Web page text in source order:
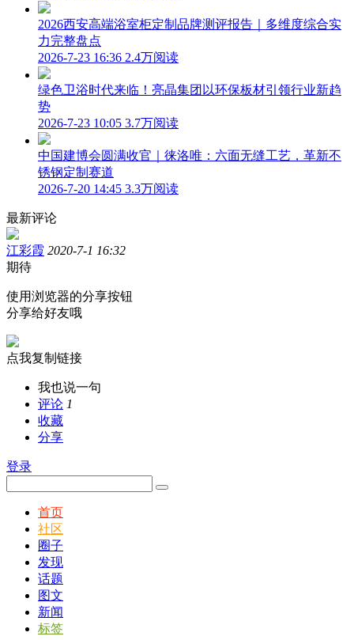
2026西安高端浴室柜定制品牌测评报告｜多维度综合实
力完整盘点
2026-7-23 16:36 2.4万阅读
绿色卫浴时代来临！亮晶集团以环保板材引领行业新趋
势
2026-7-23 10:05 3.7万阅读
中国建博会圆满收官｜徕洛唯：六面无缝工艺，革新不
锈钢定制赛道
2026-7-20 14:45 3.3万阅读
最新评论
江彩霞 2020-7-1 16:32
期待
使用浏览器的分享按钮
分享给好友哦
点我复制链接
我也说一句
评论 1
收藏
分享
登录
首页
社区
圈子
发现
话题
图文
新闻
标签